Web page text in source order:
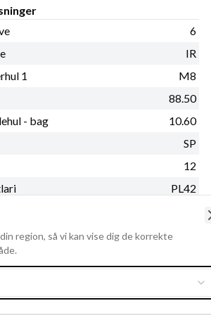
6
IR
1
M8
88.50
- bag
10.60
SP
12
PL42
region, så vi kan vise dig de korrekte